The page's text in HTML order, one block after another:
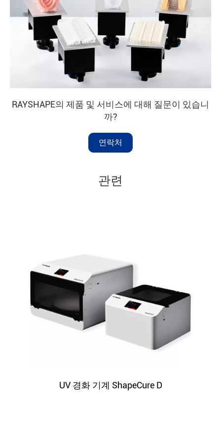
RAYSHAPE의 제품 및 서비스에 대해 질문이 있습니
까?
연락처
관련
UV 경화 기계 ShapeCure D